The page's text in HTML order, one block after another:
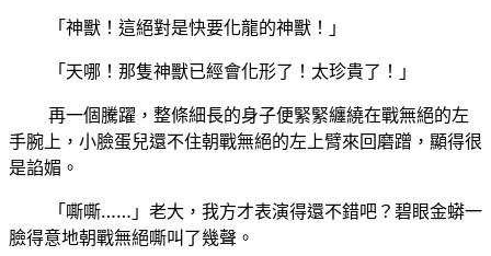
「神獸！這絕對是快要化龍的神獸！」
「天哪！那隻神獸已經會化形了！太珍貴了！」
再一個騰躍，整條細長的身子便緊緊纏繞在戰無絕的左
手腕上，小臉蛋兒還不住朝戰無絕的左上臂來回磨蹭，顯得很
是諂媚。
「嘶嘶……」 老大，我方才表演得還不錯吧？ 碧眼金蟒一
臉得意地朝戰無絕嘶叫了幾聲。